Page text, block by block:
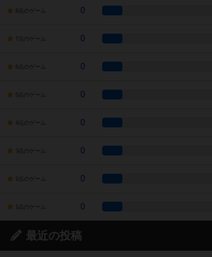
8点のゲーム 0
7点のゲーム 0
6点のゲーム 0
5点のゲーム 0
4点のゲーム 0
3点のゲーム 0
2点のゲーム 0
1点のゲーム 0
最近の投稿